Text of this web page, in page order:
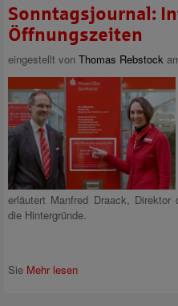
Sonntagsjournal:
Öffnungszeiten
eingestellt von Thomas Rebstock
erläutert Manfred Draack,
die Hintergründe.
Sie Mehr lesen